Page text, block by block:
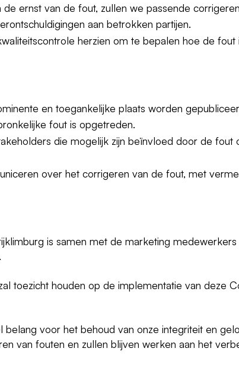
ernst van de fout, zullen we passende
aan betrokken partijen.
herzien om te bepalen hoe de
en toegankelijke plaats worden
fout is opgetreden.
die mogelijk zijn beïnvloed door de
over het corrigeren van de fout, met
is samen met de marketing
toezicht houden op de implementatie van deze
voor het behoud van onze integriteit en
van fouten en zullen blijven werken aan het